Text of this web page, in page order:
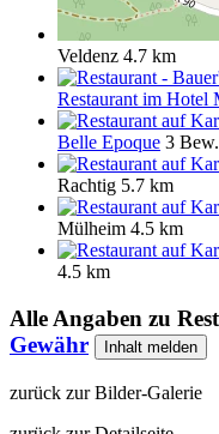
Veldenz 4.7 km
Restaurant im Hotel
Belle Epoque 3 Bew.
Rachtig 5.7 km
Mülheim 4.5 km
4.5 km
Alle Angaben zu
Gewähr
Inhalt melden
zurück zur Bilder-Galerie